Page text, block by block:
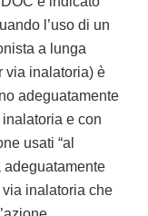
l’uso di un
a lunga
via inalatoria) è
adeguatamente
e con
usati “al
adeguatamente
inalatoria che